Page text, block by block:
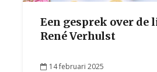
Een gesprek over de
René Verhulst
14 februari 2025